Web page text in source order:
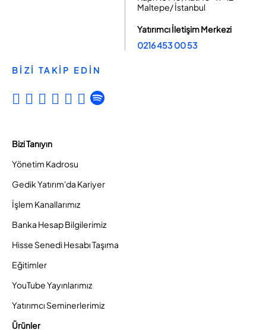
Maltepe/ İstanbul
Yatırımcı İletişim Merkezi
0216 453 00 53
BİZİ TAKİP EDİN
Bizi Tanıyın
Yönetim Kadrosu
Gedik Yatırım'da Kariyer
İşlem Kanallarımız
Banka Hesap Bilgilerimiz
Hisse Senedi Hesabı Taşıma
Eğitimler
YouTube Yayınlarımız
Yatırımcı Seminerlerimiz
Ürünler